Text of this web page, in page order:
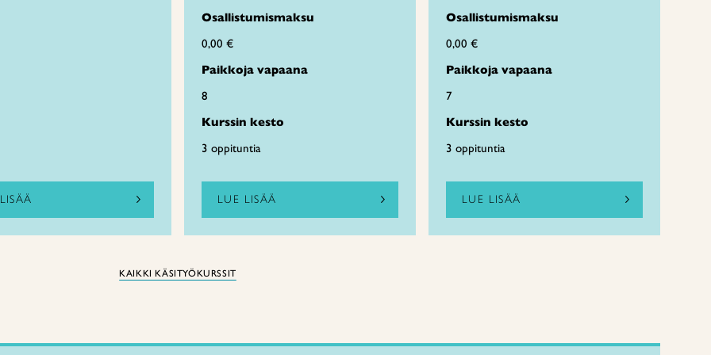
Osallistumismaksu
0,00 €
Paikkoja vapaana
8
Kurssin kesto
3 oppituntia
LUE LISÄÄ
Osallistumismaksu
0,00 €
Paikkoja vapaana
7
Kurssin kesto
3 oppituntia
LUE LISÄÄ
KAIKKI KÄSITYÖKURSSIT